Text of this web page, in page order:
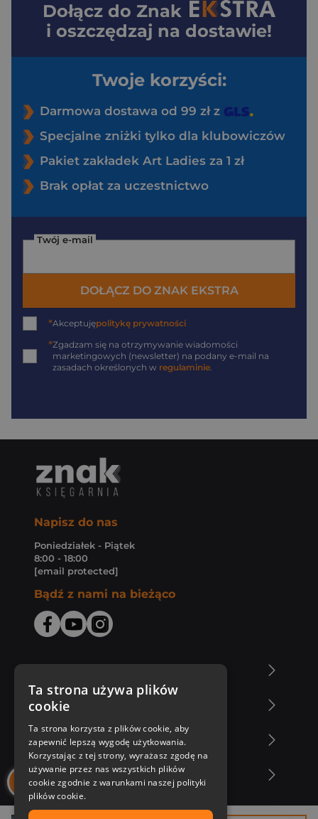
Dołącz do Znak
i oszczędzaj na dostawie!
Twoje korzyści:
Darmowa dostawa od 99 zł z
Specjalne zniżki tylko dla klubowiczów
Pakiet zakładek Art Ladies za 1 zł
Brak opłat za uczestnictwo
Twój e-mail
DOŁĄCZ DO ZNAK EKSTRA
*Akceptujępolitykę prywatności
*Zgadzam się na otrzymywanie wiadomości
marketingowych (newsletter) na podany e-mail na
zasadach określonych w regulaminie.
Napisz do nas
Poniedziałek - Piątek
8:00 - 18:00
[email protected]
Bądź z nami na bieżąco
Zakupy u nas
Nasza oferta
Nasi autorzy
Ta strona używa plików
cookie
Ta strona korzysta z plików cookie, aby
zapewnić lepszą wygodę użytkowania.
Korzystając z tej strony, wyrażasz zgodę na
używanie przez nas wszystkich plików
cookie zgodnie z warunkami naszej polityki
plików cookie.